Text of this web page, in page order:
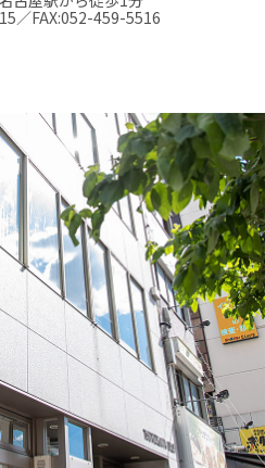
／FAX:052-459-5516